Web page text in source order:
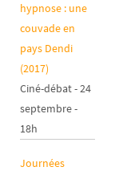
hypnose : une
couvade en
pays Dendi
(2017)
Ciné-débat - 24
septembre -
18h
Journées